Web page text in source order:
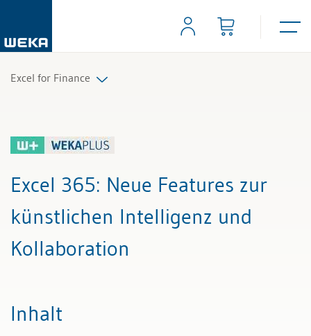
Excel for Finance
Excel 365: Neue Features zur
künstlichen Intelligenz und
Kollaboration
Inhalt